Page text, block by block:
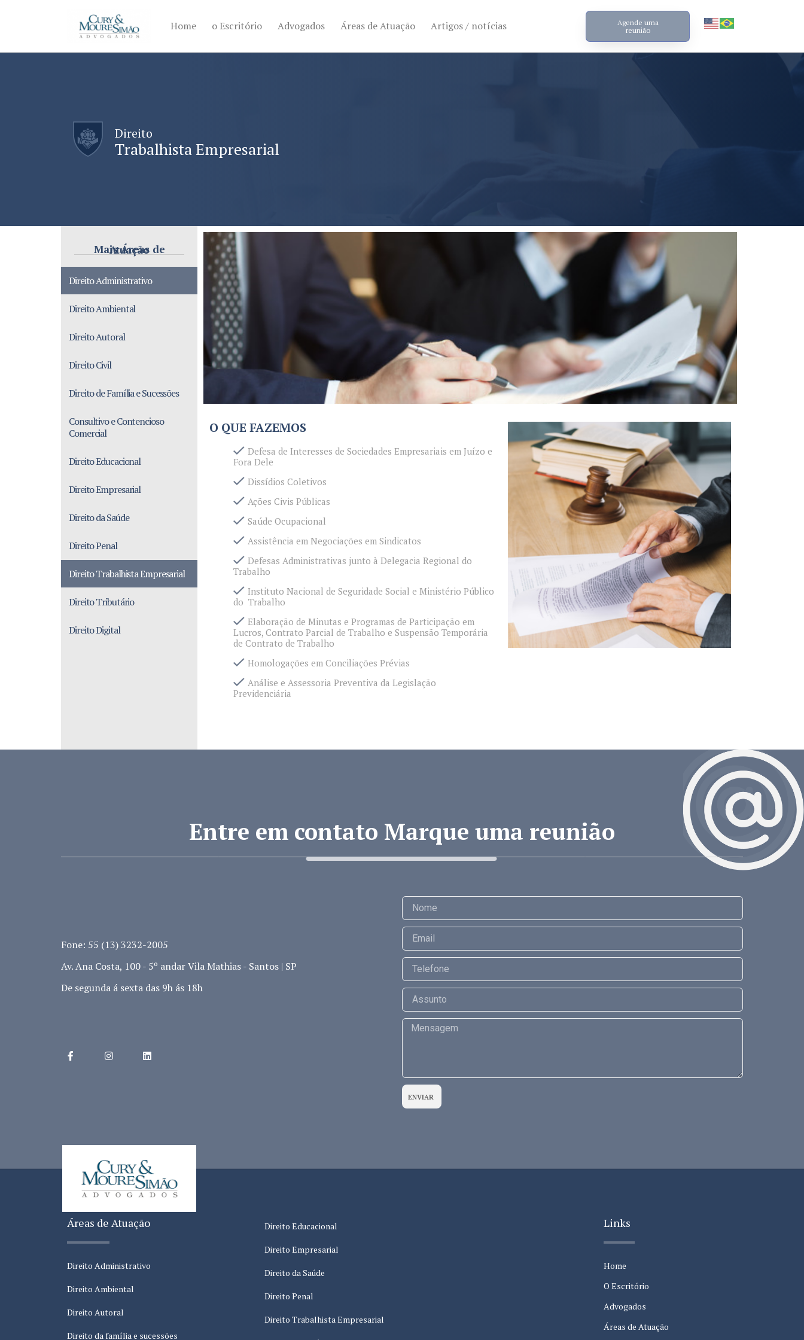
Home o Escritório Advogados Áreas de Atuação Artigos / notícias
Agende uma
reunião
Direito
Trabalhista Empresarial
Mais Áreas de Atuação
Direito Administrativo
Direito Ambiental
Direito Autoral
Direito Civil
Direito de Família e Sucessões
Consultivo e Contencioso
Comercial
Direito Educacional
Direito Empresarial
Direito da Saúde
Direito Penal
Direito Trabalhista Empresarial
Direito Tributário
Direito Digital
O QUE FAZEMOS
Defesa de Interesses de Sociedades Empresariais em Juízo e
Fora Dele
Dissídios Coletivos
Ações Civis Públicas
Saúde Ocupacional
Assistência em Negociações em Sindicatos
Defesas Administrativas junto à Delegacia Regional do
Trabalho
Instituto Nacional de Seguridade Social e Ministério Público
do Trabalho
Elaboração de Minutas e Programas de Participação em
Lucros, Contrato Parcial de Trabalho e Suspensão Temporária
de Contrato de Trabalho
Homologações em Conciliações Prévias
Análise e Assessoria Preventiva da Legislação
Previdenciária
Entre em contato Marque uma reunião
Fone: 55 (13) 3232-2005
Av. Ana Costa, 100 - 5º andar Vila Mathias - Santos | SP
De segunda á sexta das 9h ás 18h
ENVIAR
Áreas de Atuação
Direito Administrativo
Direito Ambiental
Direito Autoral
Direito da família e sucessões
Direito Educacional
Direito Empresarial
Direito da Saúde
Direito Penal
Direito Trabalhista Empresarial
Links
Home
O Escritório
Advogados
Áreas de Atuação